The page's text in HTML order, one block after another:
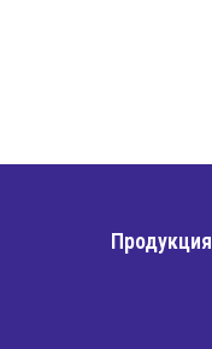
Продукция